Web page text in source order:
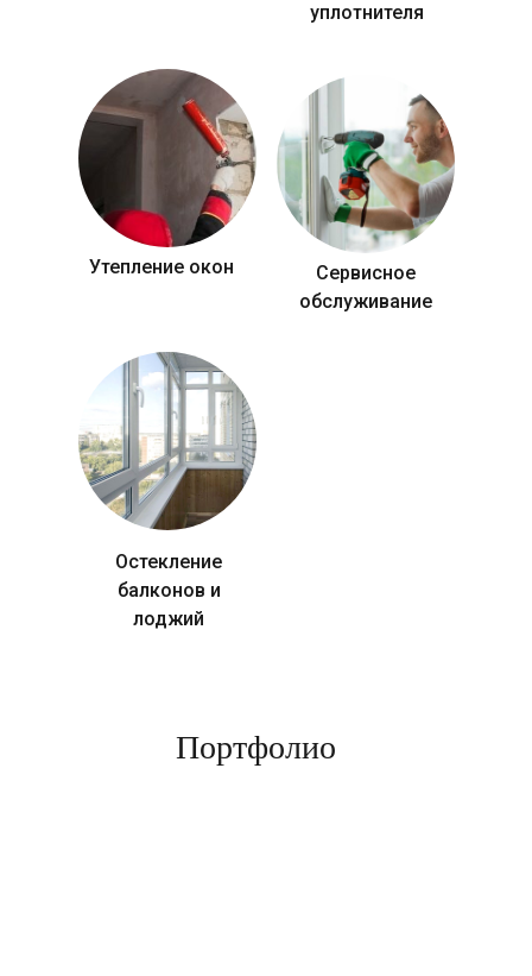
уплотнителя
Утепление окон
Сервисное
обслуживание
Остекление
балконов и
лоджий
Портфолио